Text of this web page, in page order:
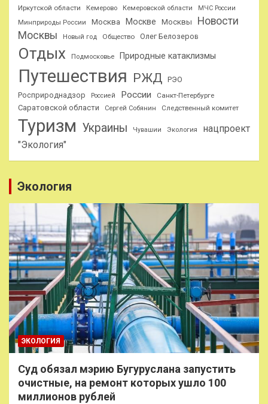
Иркутской области Кемерово Кемеровской области
МЧС России
Минприроды России
Москва Москве Москвы
Новости
Москвы
Новый год Общество Олег Белозеров
Отдых Подмосковье Природные катаклизмы
Путешествия РЖД РЭО
Росприроднадзор
Россией России Санкт-Петербурге
Саратовской области Сергей Собянин Следственный комитет
Туризм Украины Чувашии Экология
нацпроект
"Экология"
Экология
ЭКОЛОГИЯ
Суд обязал мэрию Бугуруслана запустить
очистные, на ремонт которых ушло 100
миллионов рублей